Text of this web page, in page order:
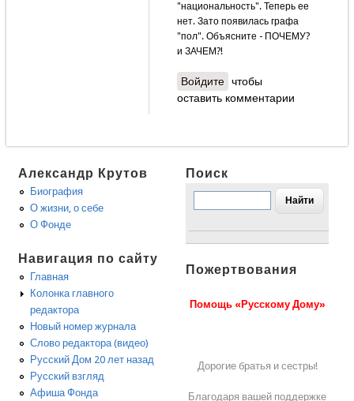
"национальность". Теперь ее
нет. Зато появилась графа
"пол". Объясните - ПОЧЕМУ?
и ЗАЧЕМ?!
Войдите чтобы
оставить комментарии
Александр Крутов
Биография
О жизни, о себе
О Фонде
Навигация по сайту
Главная
Колонка главного
редактора
Новый номер журнала
Слово редактора (видео)
Русский Дом 20 лет назад
Русский взгляд
Афиша Фонда
Поиск
Пожертвования
Помощь «Русскому Дому»
Дорогие братья и сестры!
Благодаря вашей поддержке